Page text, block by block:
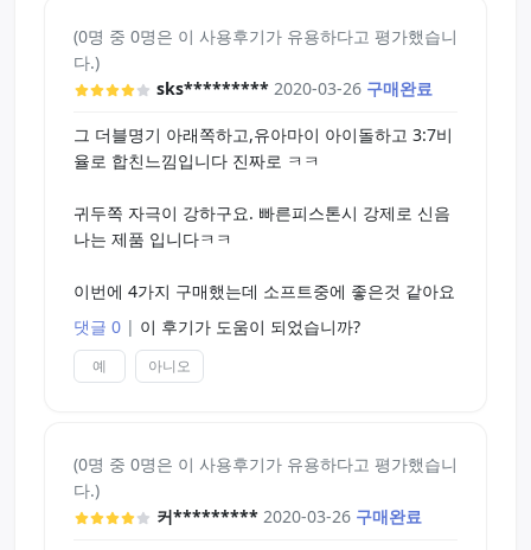
(0명 중 0명은 이 사용후기가 유용하다고 평가했습니
다.)
sks********* 2020-03-26 구매완료
그 더블명기 아래쪽하고,유아마이 아이돌하고 3:7비
율로 합친느낌입니다 진짜로 ㅋㅋ
귀두쪽 자극이 강하구요. 빠른피스톤시 강제로 신음
나는 제품 입니다ㅋㅋ
이번에 4가지 구매했는데 소프트중에 좋은것 같아요
댓글 0 | 이 후기가 도움이 되었습니까?
예 아니오
(0명 중 0명은 이 사용후기가 유용하다고 평가했습니
다.)
커********* 2020-03-26 구매완료